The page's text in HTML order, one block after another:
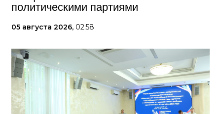
политическими партиями
05 августа 2026, 02:58